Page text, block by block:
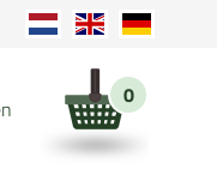
0